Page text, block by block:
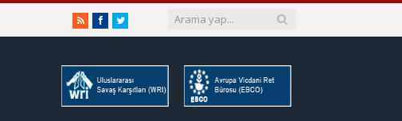
RSSFacebookTwitter